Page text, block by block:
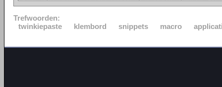
Trefwoorden:
twinkiepaste
klembord snippets macro